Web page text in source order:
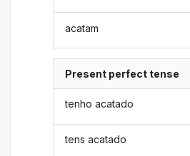
acatam
Present perfect tense
tenho acatado
tens acatado